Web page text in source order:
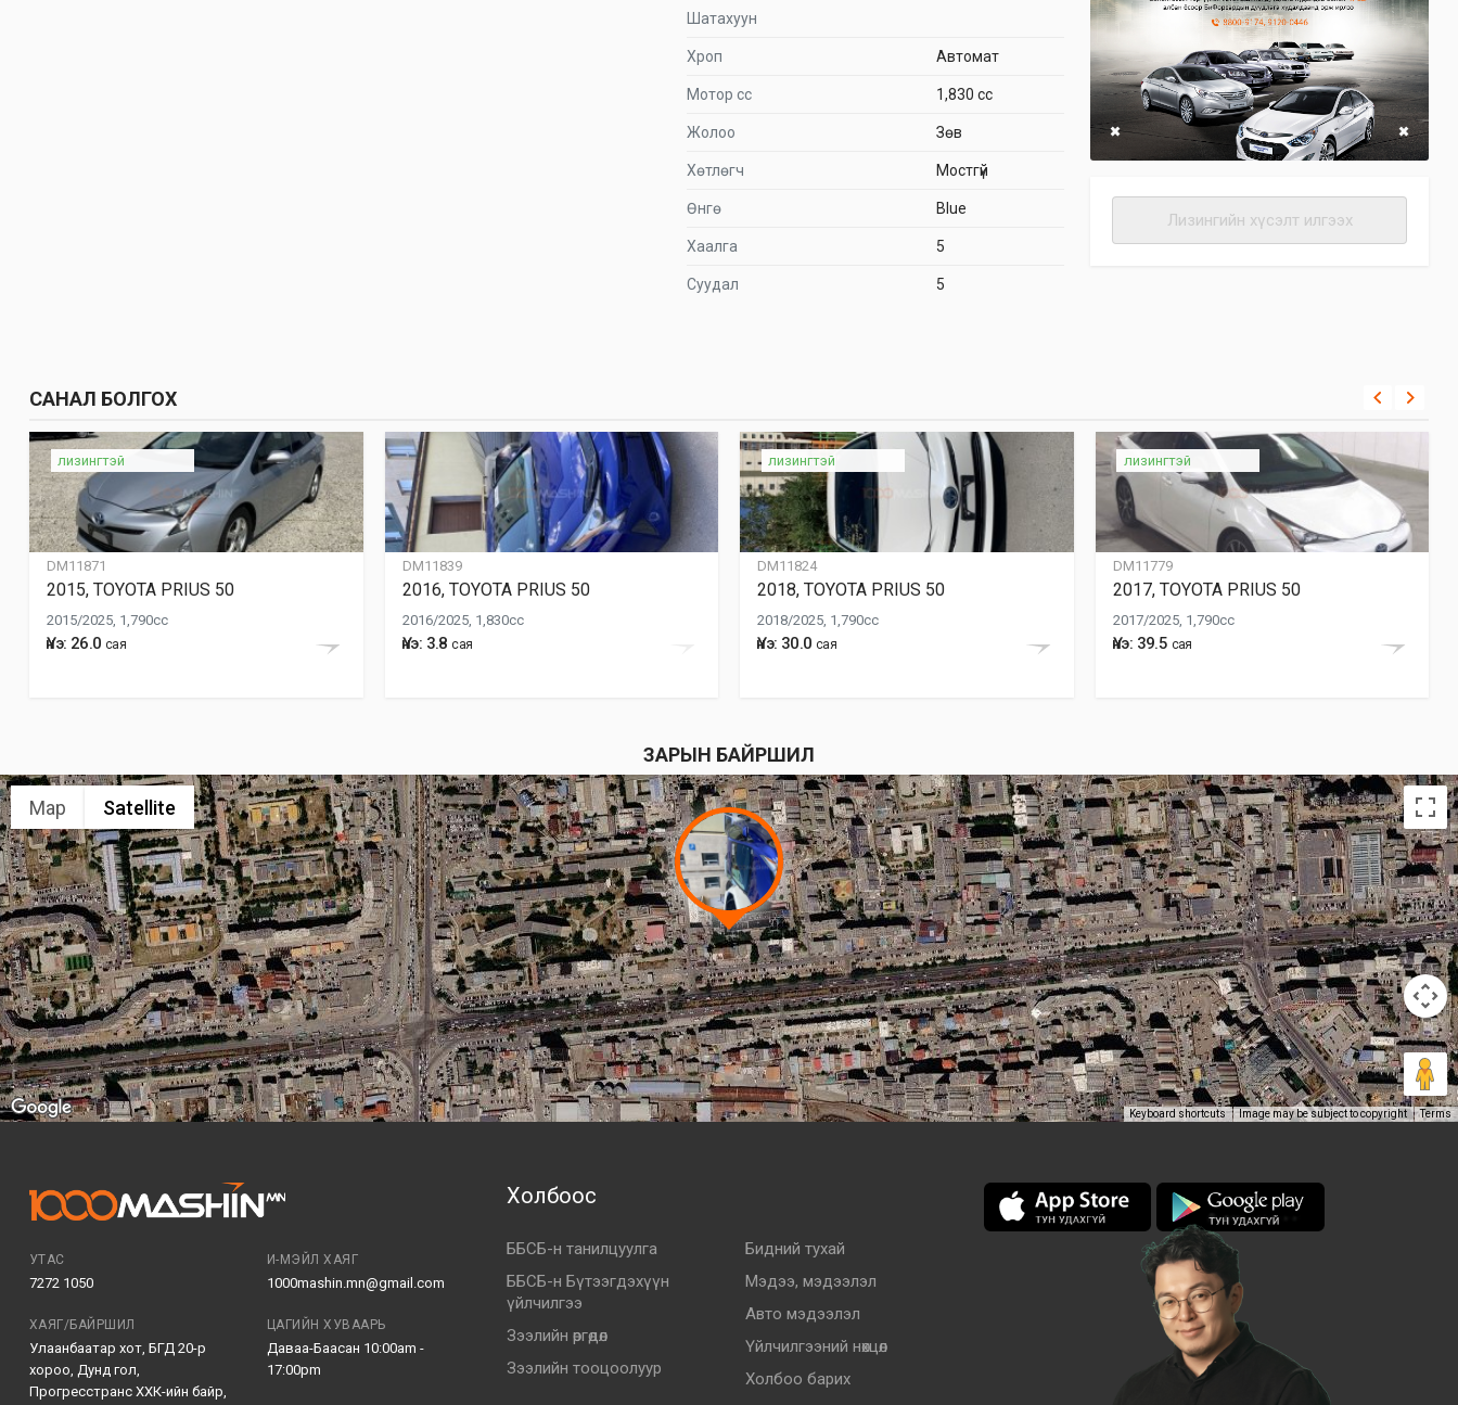
Шатахуун
Хроп Автомат
Мотор сс 1,830 cc
Жолоо Зөв
Хөтлөгч Мостгүй
Өнгө Blue
Хаалга 5
Суудал 5
Лизингийн хүсэлт илгээх
САНАЛ БОЛГОХ
DM11871
лизингтэй
2015, TOYOTA PRIUS 50
2015/2025, 1,790cc
Үнэ: 26.0 сая
DM11839
2016, TOYOTA PRIUS 50
2016/2025, 1,830cc
Үнэ: 3.8 сая
DM11824
лизингтэй
2018, TOYOTA PRIUS 50
2018/2025, 1,790cc
Үнэ: 30.0 сая
DM11779
лизингтэй
2017, TOYOTA PRIUS 50
2017/2025, 1,790cc
Үнэ: 39.5 сая
ЗАРЫН БАЙРШИЛ
Map Satellite
Keyboard shortcuts Image may be subject to copyright Terms
УТАС
7272 1050
И-МЭЙЛ ХАЯГ
1000mashin.mn@gmail.com
ХАЯГ/БАЙРШИЛ
Улаанбаатар хот, БГД 20-р
хороо, Дунд гол,
Прогресстранс ХХК-ийн байр,
ЦАГИЙН ХУВААРЬ
Даваа-Баасан 10:00am -
17:00pm
Холбоос
ББСБ-н танилцуулга
ББСБ-н Бүтээгдэхүүн
үйлчилгээ
Зээлийн өргөдөл
Зээлийн тооцоолуур
Бидний тухай
Мэдээ, мэдээлэл
Авто мэдээлэл
Үйлчилгээний нөхцөл
Холбоо барих